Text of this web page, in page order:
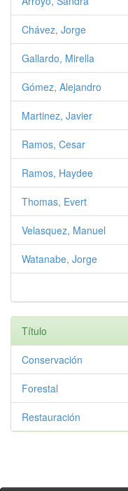
Chávez, Jorge
Gallardo, Mirella
Gómez, Alejandro
Martinez, Javier
Ramos, Cesar
Ramos, Haydee
Thomas, Evert
Velasquez, Manuel
Watanabe, Jorge
Título
Conservación
Forestal
Restauración